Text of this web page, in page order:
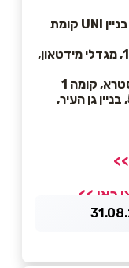
1. סניף ראשון לציון, רחוב משה לוי 11, בניין UNI קומת
2. סניף תל אביב, דרך מנחם בגין 144, מגדלי מידטאון,
4. סניף אשדוד, רחוב הגדוד העברי 5, בניין גן העיר,